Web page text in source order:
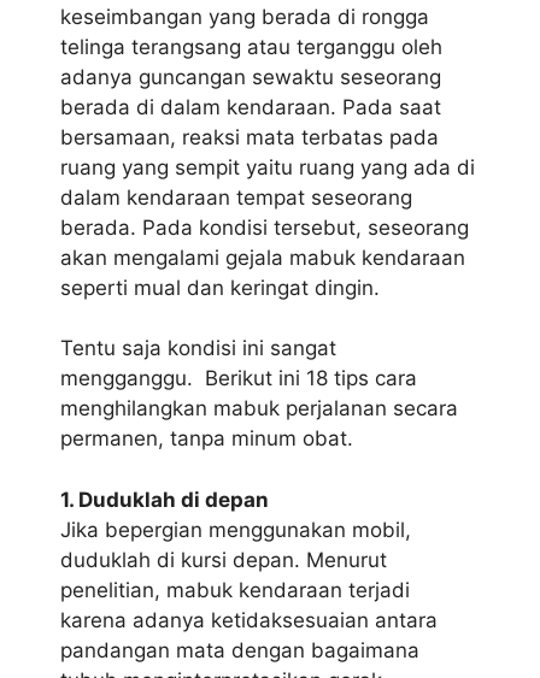
keseimbangan yang berada di rongga
telinga terangsang atau terganggu oleh
adanya guncangan sewaktu seseorang
berada di dalam kendaraan. Pada saat
bersamaan, reaksi mata terbatas pada
ruang yang sempit yaitu ruang yang ada di
dalam kendaraan tempat seseorang
berada. Pada kondisi tersebut, seseorang
akan mengalami gejala mabuk kendaraan
seperti mual dan keringat dingin.
Tentu saja kondisi ini sangat
mengganggu. Berikut ini 18 tips cara
menghilangkan mabuk perjalanan secara
permanen, tanpa minum obat.
1. Duduklah di depan
Jika bepergian menggunakan mobil,
duduklah di kursi depan. Menurut
penelitian, mabuk kendaraan terjadi
karena adanya ketidaksesuaian antara
pandangan mata dengan bagaimana